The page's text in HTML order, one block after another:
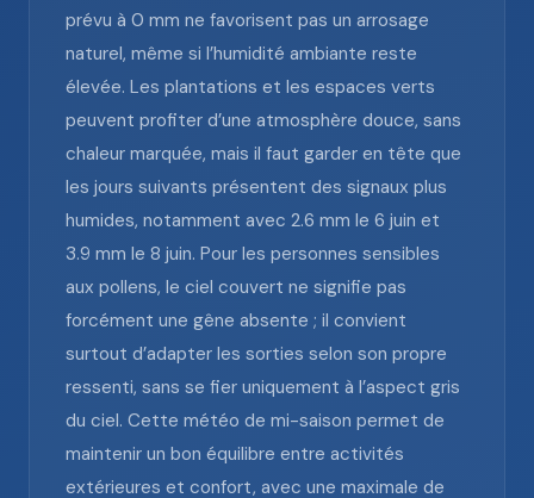
prévu à 0 mm ne favorisent pas un arrosage
naturel, même si l’humidité ambiante reste
élevée. Les plantations et les espaces verts
peuvent profiter d’une atmosphère douce, sans
chaleur marquée, mais il faut garder en tête que
les jours suivants présentent des signaux plus
humides, notamment avec 2.6 mm le 6 juin et
3.9 mm le 8 juin. Pour les personnes sensibles
aux pollens, le ciel couvert ne signifie pas
forcément une gêne absente ; il convient
surtout d’adapter les sorties selon son propre
ressenti, sans se fier uniquement à l’aspect gris
du ciel. Cette météo de mi-saison permet de
maintenir un bon équilibre entre activités
extérieures et confort, avec une maximale de